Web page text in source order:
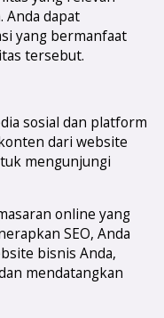
Anda dapat
yang bermanfaat
tersebut.
sosial dan platform
dari website
mengunjungi
online yang
SEO, Anda
bisnis Anda,
mendatangkan